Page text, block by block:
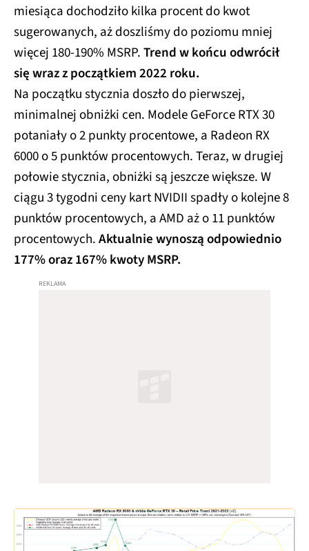
miesiąca dochodziło kilka procent do kwot
sugerowanych, aż doszliśmy do poziomu mniej
więcej 180-190% MSRP.Trend w końcu odwrócił
się wraz z początkiem 2022 roku.
Na początku stycznia doszło do pierwszej,
minimalnej obniżki cen. Modele GeForce RTX 30
potaniały o 2 punkty procentowe, a Radeon RX
6000 o 5 punktów procentowych. Teraz, w drugiej
połowie stycznia, obniżki są jeszcze większe. W
ciągu 3 tygodni ceny kart NVIDII spadły o kolejne 8
punktów procentowych, a AMD aż o 11 punktów
procentowych.Aktualnie wynoszą odpowiednio
177% oraz 167% kwoty MSRP.